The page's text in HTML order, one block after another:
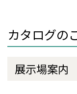
カタログの
展示場案内